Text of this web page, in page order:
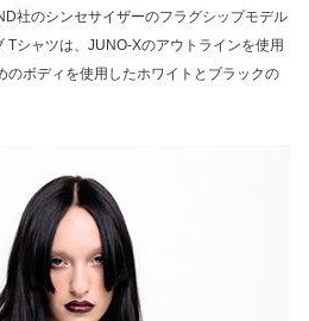
社のシンセサイザーのフラグシップモデル
Tシャツは、JUNO-Xのアウトラインを使用
のボディを使用したホワイトとブラックの